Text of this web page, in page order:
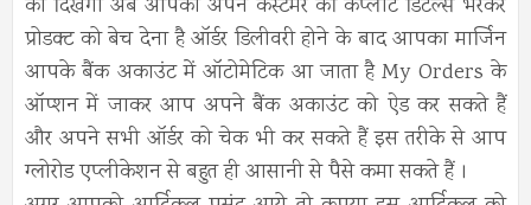
को दिखेगी अब आपको अपने कस्टमर की कंप्लीट डिटेल्स भरकर
प्रोडक्ट को बेच देना है ऑर्डर डिलीवरी होने के बाद आपका मार्जिन
आपके बैंक अकाउंट में ऑटोमेटिक आ जाता है My Orders के
ऑप्शन में जाकर आप अपने बैंक अकाउंट को ऐड कर सकते हैं
और अपने सभी ऑर्डर को चेक भी कर सकते हैं इस तरीके से आप
ग्लोरोड एप्लीकेशन से बहुत ही आसानी से पैसे कमा सकते हैं ।